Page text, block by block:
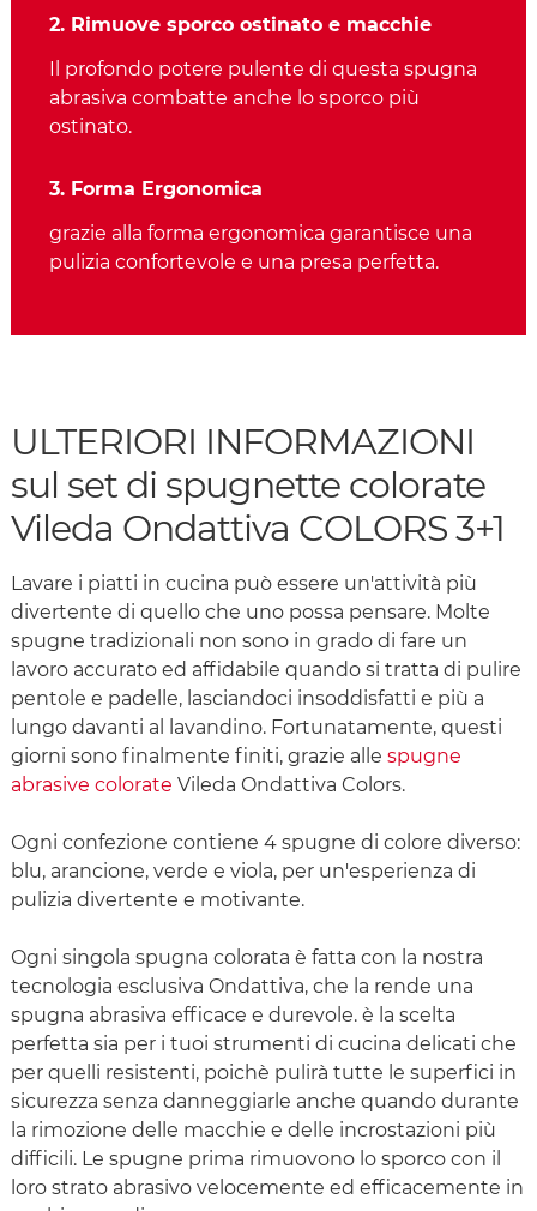
2. Rimuove sporco ostinato e macchie
Il profondo potere pulente di questa spugna
abrasiva combatte anche lo sporco più
ostinato.
3. Forma Ergonomica
grazie alla forma ergonomica garantisce una
pulizia confortevole e una presa perfetta.
ULTERIORI INFORMAZIONI
sul set di spugnette colorate
Vileda Ondattiva COLORS 3+1
Lavare i piatti in cucina può essere un'attività più
divertente di quello che uno possa pensare. Molte
spugne tradizionali non sono in grado di fare un
lavoro accurato ed affidabile quando si tratta di pulire
pentole e padelle, lasciandoci insoddisfatti e più a
lungo davanti al lavandino. Fortunatamente, questi
giorni sono finalmente finiti, grazie alle spugne
abrasive colorate Vileda Ondattiva Colors.
Ogni confezione contiene 4 spugne di colore diverso:
blu, arancione, verde e viola, per un'esperienza di
pulizia divertente e motivante.
Ogni singola spugna colorata è fatta con la nostra
tecnologia esclusiva Ondattiva, che la rende una
spugna abrasiva efficace e durevole. è la scelta
perfetta sia per i tuoi strumenti di cucina delicati che
per quelli resistenti, poichè pulirà tutte le superfici in
sicurezza senza danneggiarle anche quando durante
la rimozione delle macchie e delle incrostazioni più
difficili. Le spugne prima rimuovono lo sporco con il
loro strato abrasivo velocemente ed efficacemente in